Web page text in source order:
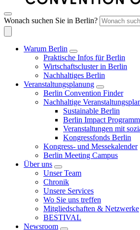
Wonach suchen Sie in Berlin?
Warum Berlin
Praktische Infos für Berlin
Wirtschaftscluster in Berlin
Nachhaltiges Berlin
Veranstaltungsplanung
Berlin Convention Finder
Nachhaltige
Sustainable Berlin
Berlin Impact Programm
Veranstaltungen mit
Kongressfonds Berlin
Kongress- und Messekalender
Berlin Meeting Campus
Über uns
Unser Team
Chronik
Unsere Services
Wo Sie uns treffen
Mitgliedschaften & Netzwerke
BESTIVAL
Newsroom